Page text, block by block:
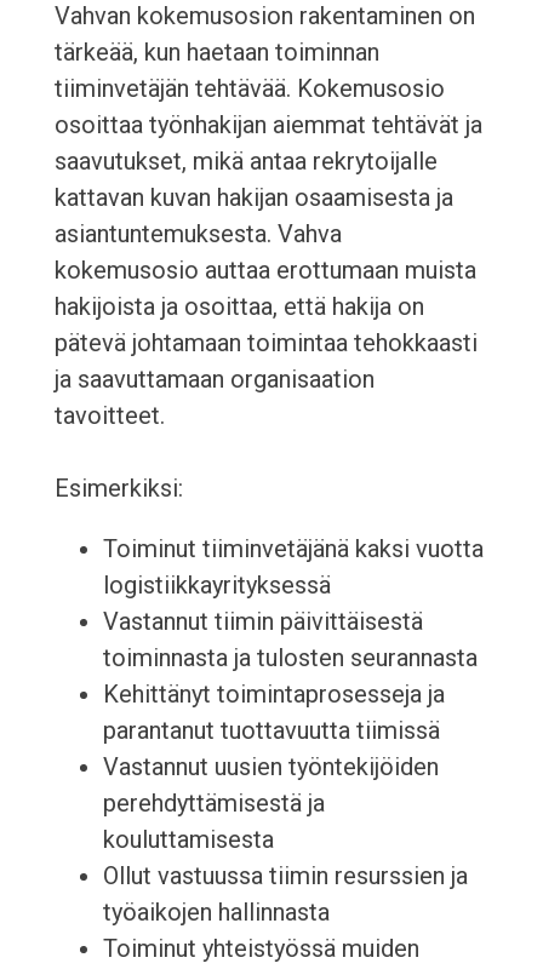
Vahvan kokemusosion rakentaminen on
tärkeää, kun haetaan toiminnan
tiiminvetäjän tehtävää. Kokemusosio
osoittaa työnhakijan aiemmat tehtävät ja
saavutukset, mikä antaa rekrytoijalle
kattavan kuvan hakijan osaamisesta ja
asiantuntemuksesta. Vahva
kokemusosio auttaa erottumaan muista
hakijoista ja osoittaa, että hakija on
pätevä johtamaan toimintaa tehokkaasti
ja saavuttamaan organisaation
tavoitteet.
Esimerkiksi:
Toiminut tiiminvetäjänä kaksi vuotta
logistiikkayrityksessä
Vastannut tiimin päivittäisestä
toiminnasta ja tulosten seurannasta
Kehittänyt toimintaprosesseja ja
parantanut tuottavuutta tiimissä
Vastannut uusien työntekijöiden
perehdyttämisestä ja
kouluttamisesta
Ollut vastuussa tiimin resurssien ja
työaikojen hallinnasta
Toiminut yhteistyössä muiden